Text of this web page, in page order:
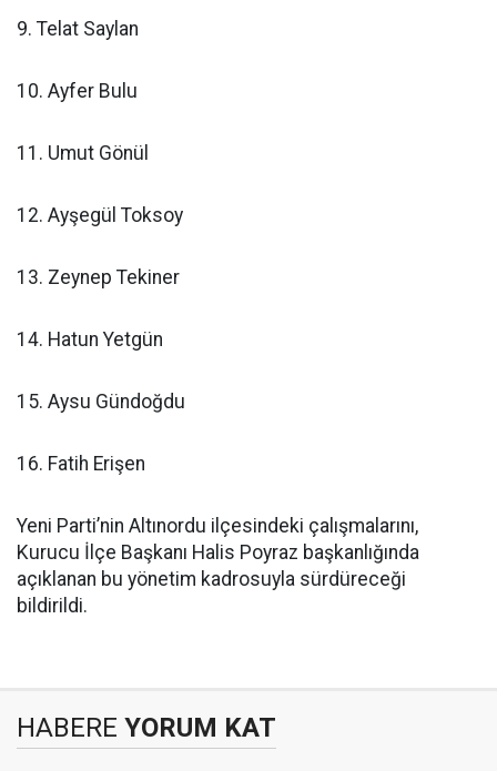
9. Telat Saylan
10. Ayfer Bulu
11. Umut Gönül
12. Ayşegül Toksoy
13. Zeynep Tekiner
14. Hatun Yetgün
15. Aysu Gündoğdu
16. Fatih Erişen
Yeni Parti’nin Altınordu ilçesindeki çalışmalarını,
Kurucu İlçe Başkanı Halis Poyraz başkanlığında
açıklanan bu yönetim kadrosuyla sürdüreceği
bildirildi.
HABERE YORUM KAT